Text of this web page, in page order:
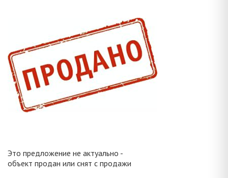
Это предложение не актуально -
объект продан или снят с продажи